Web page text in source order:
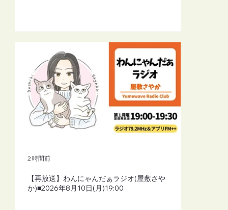
【再放送】わんにゃんだぁラジオ(屋敷さや
か)■2026年8月10日(月)19:00
2 時間前